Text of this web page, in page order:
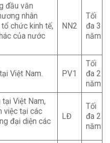
đầu văn
nhân
chức kinh tế,
của nước
NN2
Tối
đa 3
năm
Việt Nam. PV1
Tối
đa 2
năm
Việt Nam,
việc tại các
đại diện các
LĐ
Tối
đa 2
năm